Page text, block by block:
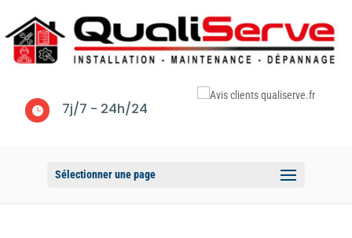
 7j/7 - 24h/24
Sélectionner une page